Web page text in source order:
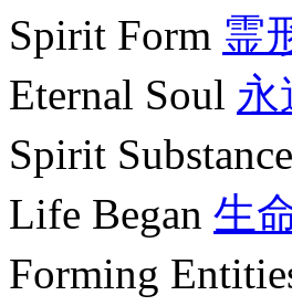
Spirit Form 霊
Eternal Soul 永
Spirit Substance
Life Began 生
Forming